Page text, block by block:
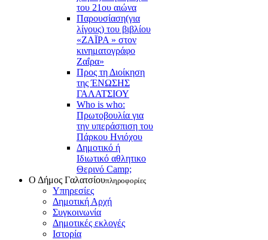
του 21ου αιώνα
Παρουσίαση(για
λίγους) του βιβλίου
«ΖΑΪΡΑ » στον
κινηματογράφο
Ζαΐρα»
Προς τη Διοίκηση
της ΈΝΩΣΗΣ
ΓΑΛΑΤΣΙΟΥ
Who is who:
Πρωτοβουλία για
την υπεράσπιση του
Πάρκου Ηνιόχου
Δημοτικό ή
Ιδιωτικό αθλητικο
Θερινό Camp;
Ο Δήμος Γαλατσίουπληροφορίες
Υπηρεσίες
Δημοτική Αρχή
Συγκοινωνία
Δημοτικές εκλογές
Ιστορία